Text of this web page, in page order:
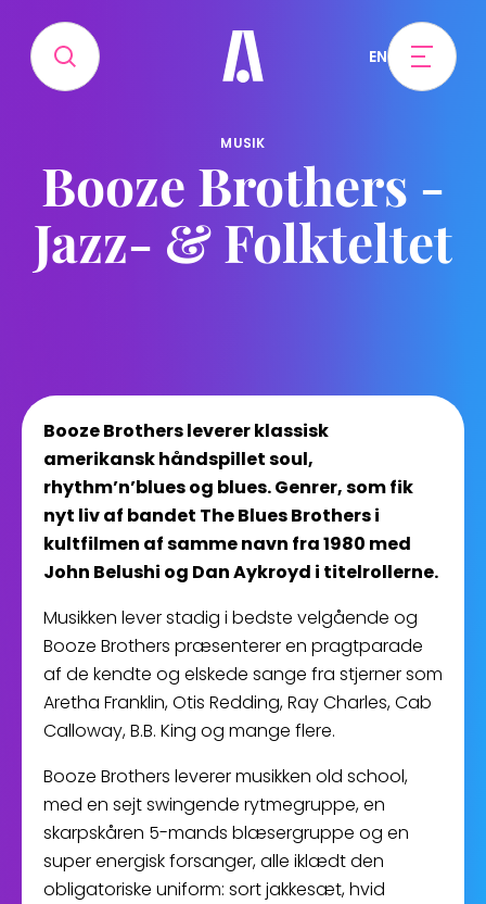
EN
MUSIK
Booze Brothers -
Jazz- & Folkteltet
Booze Brothers leverer klassisk
amerikansk håndspillet soul,
rhythm’n’blues og blues. Genrer, som fik
nyt liv af bandet The Blues Brothers i
kultfilmen af samme navn fra 1980 med
John Belushi og Dan Aykroyd i titelrollerne.
Musikken lever stadig i bedste velgående og
Booze Brothers præsenterer en pragtparade
af de kendte og elskede sange fra stjerner som
Aretha Franklin, Otis Redding, Ray Charles, Cab
Calloway, B.B. King og mange flere.
Booze Brothers leverer musikken old school,
med en sejt swingende rytmegruppe, en
skarpskåren 5-mands blæsergruppe og en
super energisk forsanger, alle iklædt den
obligatoriske uniform: sort jakkesæt, hvid